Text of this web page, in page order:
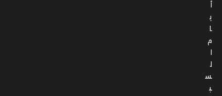
أ
ي
ا
م
ا
ل
س
ب